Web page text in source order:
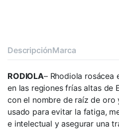
DescripciónMarca
RODIOLA– Rhodiola rosácea
en las regiones frías altas de
con el nombre de raíz de oro
usado para evitar la fatiga,
e intelectual y asegurar una